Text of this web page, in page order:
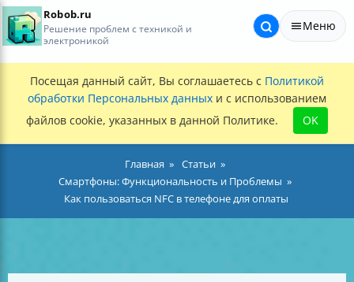
Robob.ru
Решение проблем с техникой и
электроникой
Меню
Посещая данный сайт, Вы соглашаетесь с Политикой
обработки Персональных данных и с использованием
файлов cookie, указанных в данной Политике.
OK
Главная
Статьи
Смартфоны: Функциональность и Проблемы
Как пользоваться NFC в телефоне для оплаты